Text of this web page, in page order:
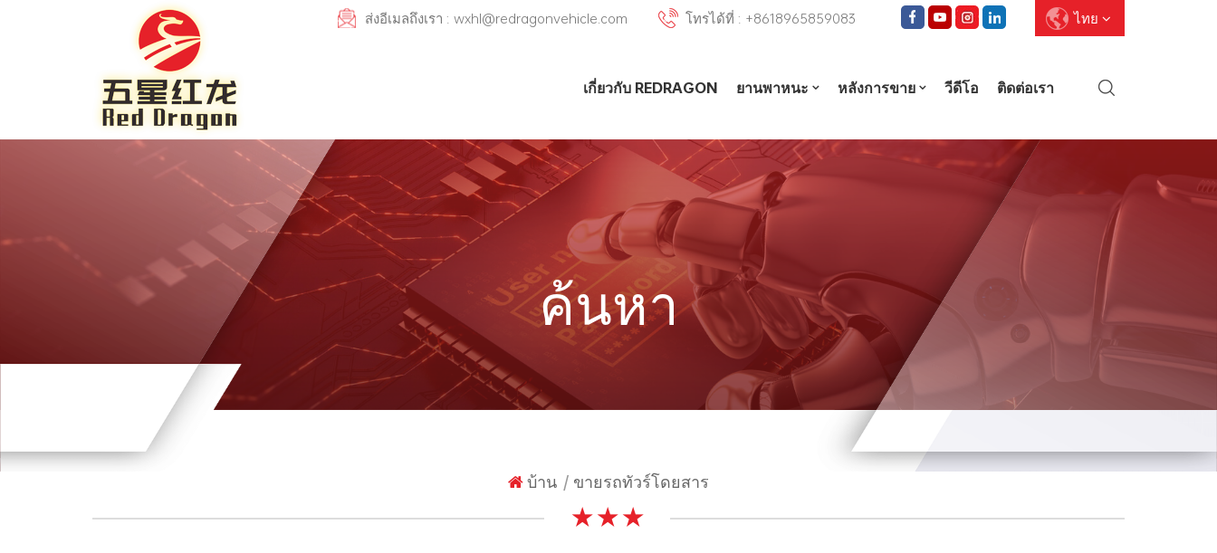
ส่งอีเมลถึงเรา : wxhl@redragonvehicle.com โทรได้ที่ : +8618965859083 ไทย
Deutsch
Pусский
Español
ไทย
עברית
中文
Português
เกี่ยวกับ REDRAGON ยานพาหนะ หลังการขาย วีดีโอ ติดต่อเรา
ค้นหา
บ้าน | ขายรถทัวร์โดยสาร
★ ★ ★